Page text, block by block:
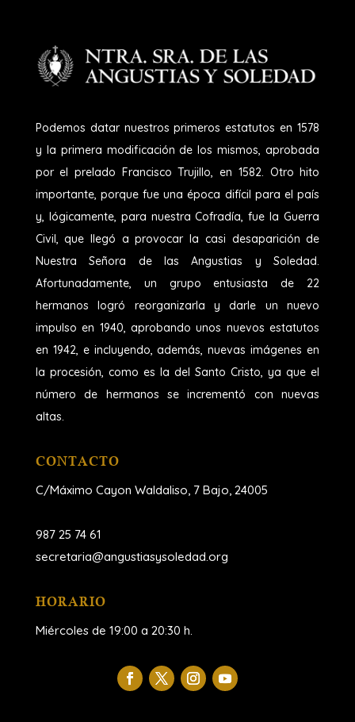
Podemos datar nuestros primeros estatutos en 1578
y la primera modificación de los mismos, aprobada
por el prelado Francisco Trujillo, en 1582. Otro hito
importante, porque fue una época difícil para el país
y, lógicamente, para nuestra Cofradía, fue la Guerra
Civil, que llegó a provocar la casi desaparición de
Nuestra Señora de las Angustias y Soledad.
Afortunadamente, un grupo entusiasta de 22
hermanos logró reorganizarla y darle un nuevo
impulso en 1940, aprobando unos nuevos estatutos
en 1942, e incluyendo, además, nuevas imágenes en
la procesión, como es la del Santo Cristo, ya que el
número de hermanos se incrementó con nuevas
altas.
CONTACTO
C/Máximo Cayon Waldaliso, 7 Bajo, 24005
987 25 74 61
secretaria@angustiasysoledad.org
HORARIO
Miércoles de 19:00 a 20:30 h.